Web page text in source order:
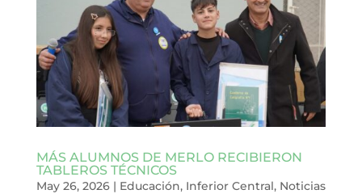
MÁS ALUMNOS DE MERLO RECIBIERON
TABLEROS TÉCNICOS
May 26, 2026| Educación, Inferior Central, Noticias